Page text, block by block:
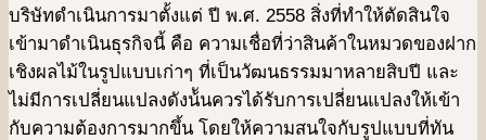
บริษัทดําเนินการมาตั้งแต่ ปี พ.ศ. 2558 สิ่งที่ทำให้ตัดสินใจ
เข้ามาดําเนินธุรกิจนี้ คือ ความเชื่อที่ว่าสินค้าในหมวดของฝาก
เชิงผลไม้ในรูปแบบเก่าๆ ที่เป็นวัฒนธรรมมาหลายสิบปี และ
ไม่มีการเปลี่ยนแปลงดังน้ันควรได้รับการเปลี่ยนแปลงให้เข้า
กับความต้องการมากขึ้น โดยให้ความสนใจกับรูปแบบที่ทัน